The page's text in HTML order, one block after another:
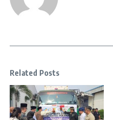
Related Posts